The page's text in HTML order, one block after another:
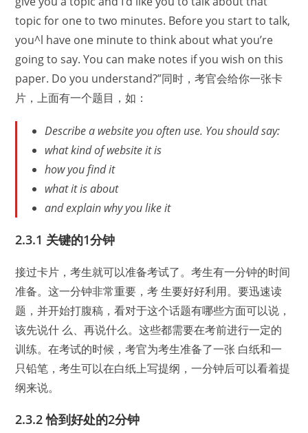
topic for one to two minutes. Before you start to talk,
you^l have one minute to think about what you’re
going to say. You can make notes if you wish on this
paper. Do you understand?”同时，考官会给你一张卡
片，上面有一个题目，如：
Describe a website you often use. You should say:
what kind of website it is
how you find it
what it is about
and explain why you like it
2.3.1 关键的1分钟
接过卡片，考生就可以准备考试了。考生有一分钟的时间
准备。这一分钟非常重要，考 生要好好利用。要迅速读
题，并开始打腹稿，看对于这个话题有哪些方面可以说，
该先说什 么、再说什么。这些都需要在考前进行一定的
训练。在考试的时候，考官为考生准备了一张 白纸和一
只铅笔，考生可以在白纸上写提纲，一分钟后可以看着提
纲来说。
2.3.2 恰到好处的2分钟